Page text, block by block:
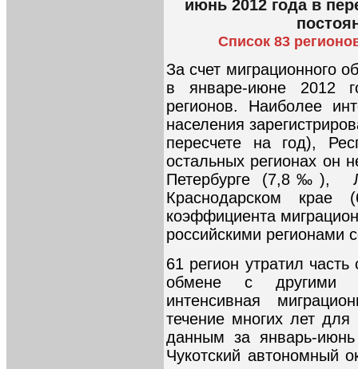
июнь 2012 года в
Список 83
За счет миграционного
в январе-июне 2012
регионов. Наиболее
населения
пересчете на год),
остальных регионах он
Петербурге (7,8‰),
Краснодарском
коэффициента
российскими регионами
61 регион утратил
обмене с другими
интенсивная
течение многих лет
данным за январь-
Чукотский автономный